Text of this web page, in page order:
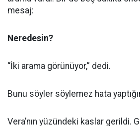
mesaj:
Neredesin?
“İki arama görünüyor,” dedi.
Bunu söyler söylemez hata
Vera’nın yüzündeki kaslar gerildi.